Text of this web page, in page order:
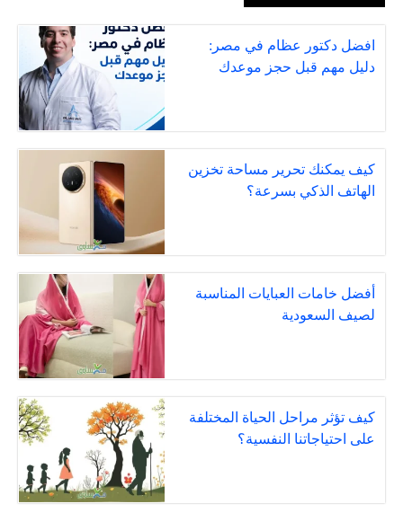
افضل دكتور عظام في مصر:
دليل مهم قبل حجز موعدك
كيف يمكنك تحرير مساحة تخزين
الهاتف الذكي بسرعة؟
أفضل خامات العبايات المناسبة
لصيف السعودية
كيف تؤثر مراحل الحياة المختلفة
على احتياجاتنا النفسية؟